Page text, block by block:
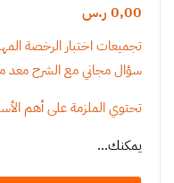
0,00 ر.س
سؤال مجاني مع الشرح معد
تحتوي الملزمة على أهم
يمكنك…